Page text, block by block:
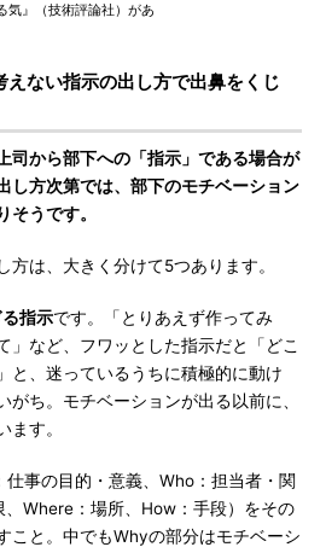
気』（技術評論社）があ
えない指示の出し方で出鼻をくじ
から部下への「指示」である場合が
し方次第では、部下のモチベーション
そうです。
は、大きく分けて5つあります。
指示です。「とりあえず作ってみ
」など、フワッとした指示だと「どこ
と、迷っているうちに積極的に動け
がち。モチベーションが出る以前に、
ます。
事の目的・意義、Who：担当者・関
Where：場所、How：手段）をその
こと。中でもWhyの部分はモチベーシ